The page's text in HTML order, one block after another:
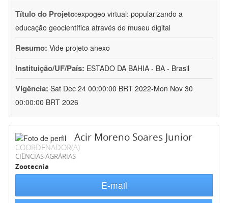
Título do Projeto:expogeo virtual: popularizando a
educação geocientífica através de museu digital
Resumo: Vide projeto anexo
Instituição/UF/País: ESTADO DA BAHIA - BA - Brasil
Vigência: Sat Dec 24 00:00:00 BRT 2022-Mon Nov 30
00:00:00 BRT 2026
Acir Moreno Soares Junior
COORDENADOR(A)
CIÊNCIAS AGRÁRIAS
Zootecnia
E-mail